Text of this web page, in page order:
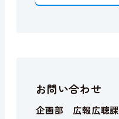
お問い合わせ
企画部 広報広聴課